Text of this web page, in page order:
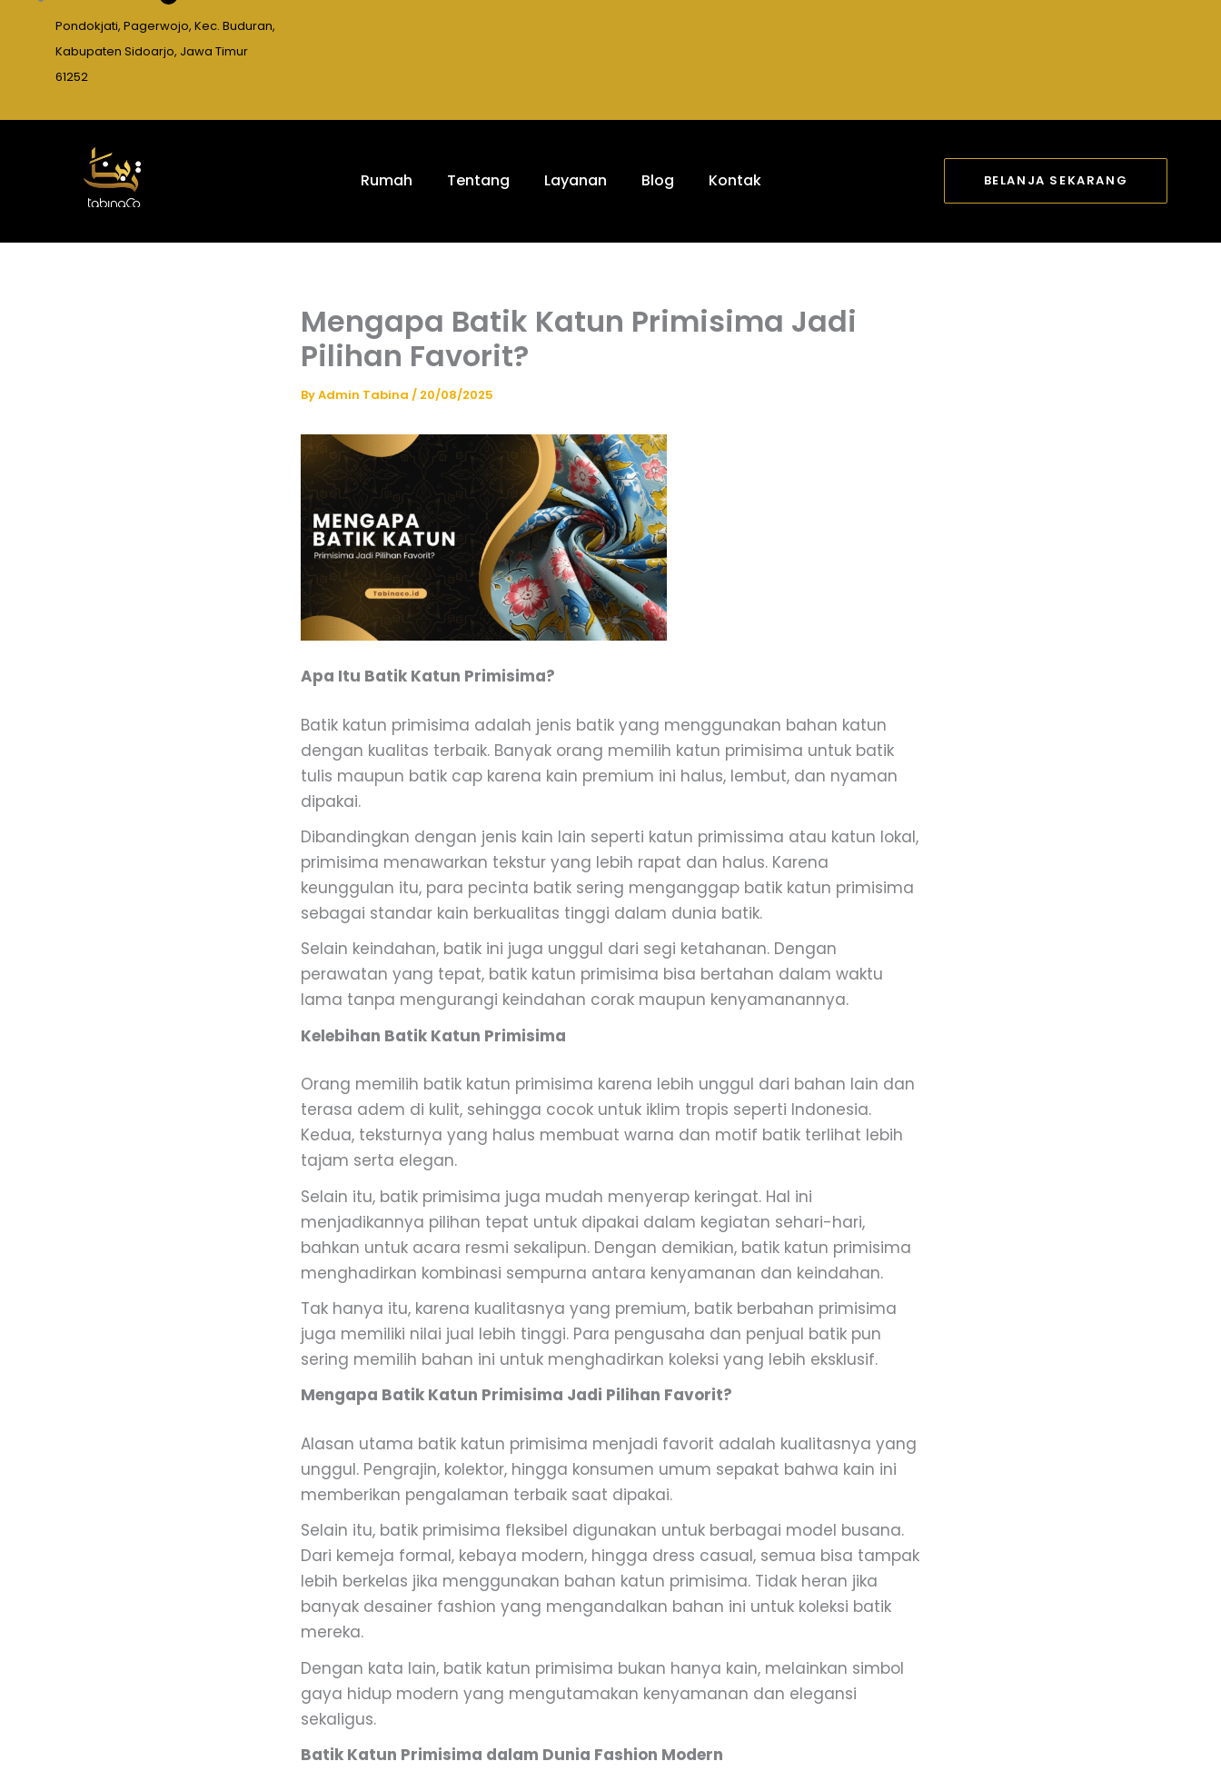
Pondokjati, Pagerwojo, Kec. Buduran,
Kabupaten Sidoarjo, Jawa Timur
61252
Rumah Tentang Layanan Blog Kontak BELANJA SEKARANG
Mengapa Batik Katun Primisima Jadi
Pilihan Favorit?
ByAdmin Tabina / 20/08/2025
Apa Itu Batik Katun Primisima?
Batik katun primisima adalah jenis batik yang menggunakan bahan katun
dengan kualitas terbaik. Banyak orang memilih katun primisima untuk batik
tulis maupun batik cap karena kain premium ini halus, lembut, dan nyaman
dipakai.
Dibandingkan dengan jenis kain lain seperti katun primissima atau katun lokal,
primisima menawarkan tekstur yang lebih rapat dan halus. Karena
keunggulan itu, para pecinta batik sering menganggap batik katun primisima
sebagai standar kain berkualitas tinggi dalam dunia batik.
Selain keindahan, batik ini juga unggul dari segi ketahanan. Dengan
perawatan yang tepat, batik katun primisima bisa bertahan dalam waktu
lama tanpa mengurangi keindahan corak maupun kenyamanannya.
Kelebihan Batik Katun Primisima
Orang memilih batik katun primisima karena lebih unggul dari bahan lain dan
terasa adem di kulit, sehingga cocok untuk iklim tropis seperti Indonesia.
Kedua, teksturnya yang halus membuat warna dan motif batik terlihat lebih
tajam serta elegan.
Selain itu, batik primisima juga mudah menyerap keringat. Hal ini
menjadikannya pilihan tepat untuk dipakai dalam kegiatan sehari-hari,
bahkan untuk acara resmi sekalipun. Dengan demikian, batik katun primisima
menghadirkan kombinasi sempurna antara kenyamanan dan keindahan.
Tak hanya itu, karena kualitasnya yang premium, batik berbahan primisima
juga memiliki nilai jual lebih tinggi. Para pengusaha dan penjual batik pun
sering memilih bahan ini untuk menghadirkan koleksi yang lebih eksklusif.
Mengapa Batik Katun Primisima Jadi Pilihan Favorit?
Alasan utama batik katun primisima menjadi favorit adalah kualitasnya yang
unggul. Pengrajin, kolektor, hingga konsumen umum sepakat bahwa kain ini
memberikan pengalaman terbaik saat dipakai.
Selain itu, batik primisima fleksibel digunakan untuk berbagai model busana.
Dari kemeja formal, kebaya modern, hingga dress casual, semua bisa tampak
lebih berkelas jika menggunakan bahan katun primisima. Tidak heran jika
banyak desainer fashion yang mengandalkan bahan ini untuk koleksi batik
mereka.
Dengan kata lain, batik katun primisima bukan hanya kain, melainkan simbol
gaya hidup modern yang mengutamakan kenyamanan dan elegansi
sekaligus.
Batik Katun Primisima dalam Dunia Fashion Modern